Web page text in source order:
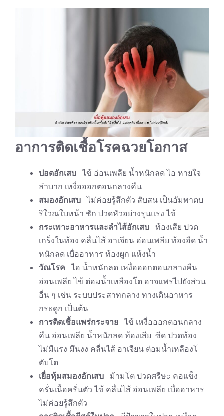
อาการติดเชื้อโรคฉวยโอกาส
ปอดอักเสบ ไข้ อ่อนเพลีย น้ำหนักลด ไอ หายใจ
ลำบาก เหงื่อออกตอนกลางคืน
สมองอักเสบ ไม่ค่อยรู้สึกตัว สับสน เป็นอัมพาตบ
ริใวณใบหน้า ชัก ปวดหัวอย่างรุนแรง ไข้
กระเพาะอาหารและลำไส้อักเสบ ท้องเสีย ปวด
เกร็งในท้อง คลื่นไส้ อาเจียน อ่อนเพลีย ท้องอืด น้ำ
หนักลด เบื่ออาหาร ท้องผูก แห้งน้ำ
วัณโรค ไอ น้ำหนักลด เหงื่อออกตอนกลางคืน
อ่อนเพลีย ไข้ ต่อมน้ำเหลืองโต อาจแพร่ไปยังส่วน
อื่น ๆ เช่น ระบบประสาทกลาง ทางเดินอาหาร
กระดูก เป็นต้น
การติดเชื้อแพร่กระจาย ไข้ เหงื่อออกตอนกลาง
คืน อ่อนเพลีย น้ำหนักลด ท้องเสีย ซีด ปวดท้อง
ไม่มีแรง มึนงง คลื่นไส้ อาเจียน ต่อมน้ำเหลืองโ
ตับโต
เยื่อหุ้มสมองอักเสบ ม้ามโต ปวดศรีษะ คอแข็ง
ครั่นเนื้อครั่นตัว ไข้ คลื่นไส้ อ่อนเพลีย เบื่ออาหาร
ไม่ค่อยรู้สึกตัว